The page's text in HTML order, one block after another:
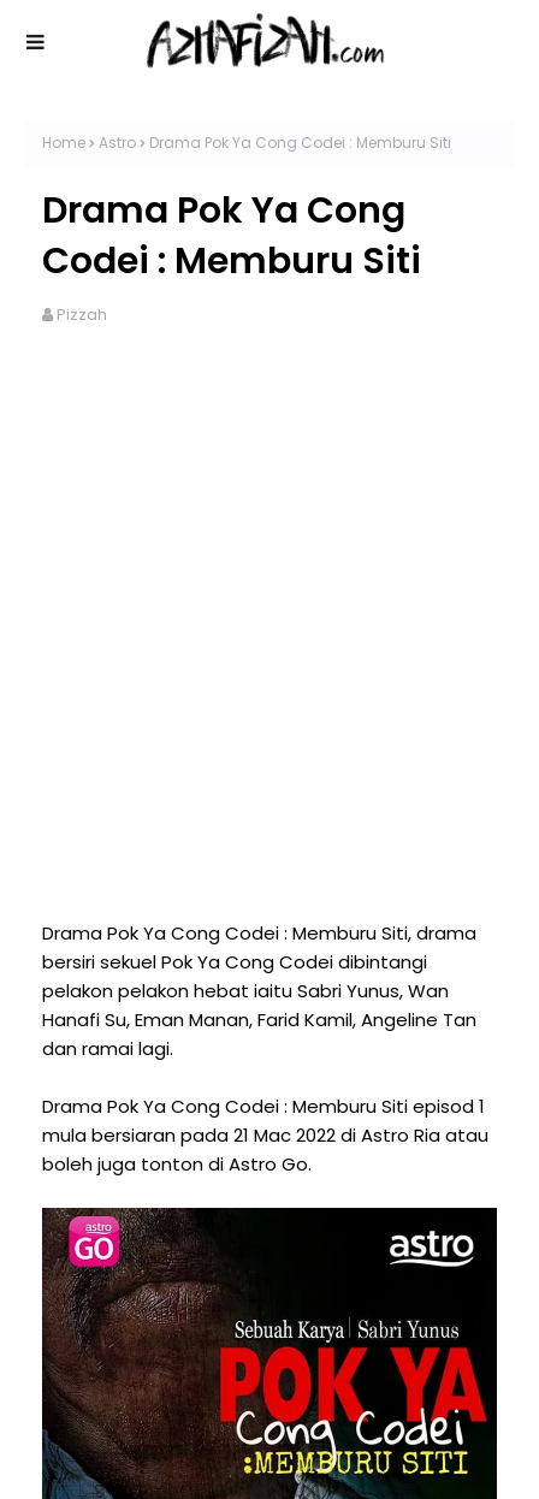
Home Astro Drama Pok Ya Cong Codei : Memburu Siti
Drama Pok Ya Cong
Codei : Memburu Siti
Pizzah
Drama Pok Ya Cong Codei : Memburu Siti, drama
bersiri sekuel Pok Ya Cong Codei dibintangi
pelakon pelakon hebat iaitu Sabri Yunus, Wan
Hanafi Su, Eman Manan, Farid Kamil, Angeline Tan
dan ramai lagi.
Drama Pok Ya Cong Codei : Memburu Siti episod 1
mula bersiaran pada 21 Mac 2022 di Astro Ria atau
boleh juga tonton di Astro Go.